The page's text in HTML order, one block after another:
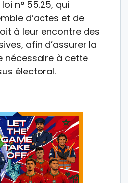
n° 55.25, qui
d’actes et de
à leur encontre des
afin d’assurer la
nécessaire à cette
électoral.